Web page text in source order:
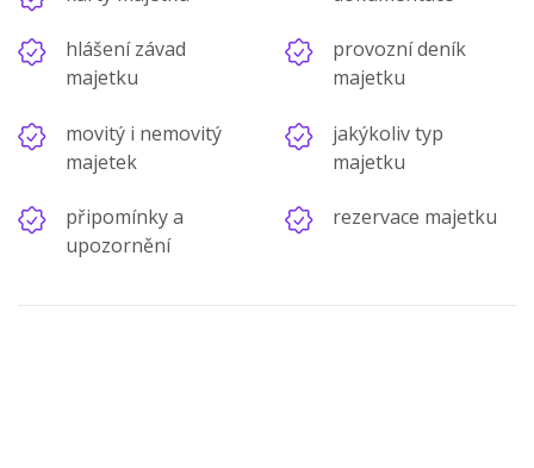
hlášení závad
majetku
movitý i nemovitý
majetek
připomínky a
upozornění
provozní deník
majetku
jakýkoliv typ
majetku
rezervace majetku